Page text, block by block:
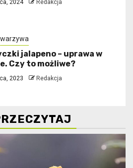
2024 Redakcja
warzywa
jalapeno – uprawa w
Czy to możliwe?
2023 Redakcja